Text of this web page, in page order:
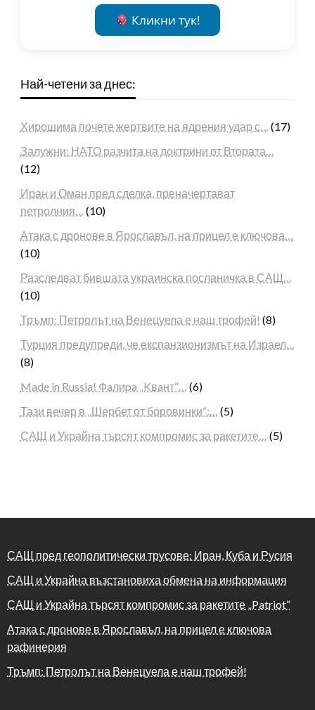
Кликни тук!
Най-четени за днес:
Хирошима почете жертвите на ядрения удар с… (17)
Залужни: НАТО разчита на доктрини от Втората…
(12)
Иран и Оман пред сделка, преначертават
петролния… (10)
Атака с дронове в Ярославъл, на прицел е ключова…
(10)
Разследват бившата украинска посланичка в САЩ…
(10)
Тръмп: Петролът на Венецуела е наш трофей! (8)
Турция предупреди, че експанзионизмът на Израел…
(8)
Made in Russia! Фaлиpa „Kвaнт“… (6)
Тази вечер в „Шербет от боровинки“:… (5)
САЩ и Украйна търсят компромис за ракетите… (5)
САЩ пред геополитически трусове: Иран, Куба и Русия
САЩ и Украйна възстановиха обмена на информация
САЩ и Украйна търсят компромис за ракетите „Patriot“
Атака с дронове в Ярославъл, на прицел е ключова
рафинерия
Тръмп: Петролът на Венецуела е наш трофей!